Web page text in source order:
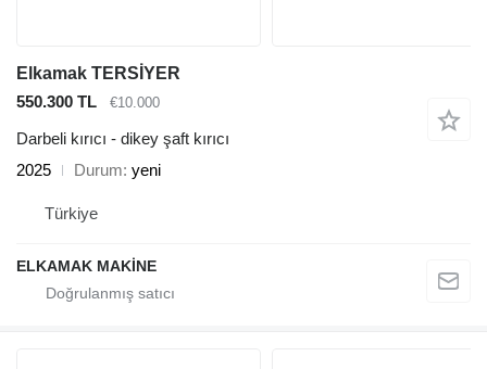
Elkamak TERSİYER
550.300 TL
€10.000
Darbeli kırıcı - dikey şaft kırıcı
2025
Durum yeni
Türkiye
ELKAMAK MAKİNE